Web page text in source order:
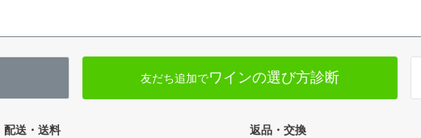
友だち追加でワインの選び方診断
配送・送料 返品・交換